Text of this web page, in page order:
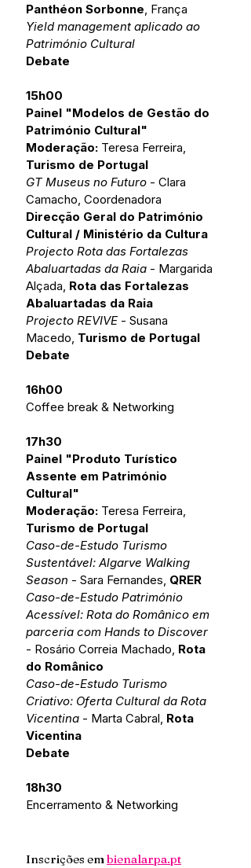
Panthéon Sorbonne , França
Yield management aplicado ao
Património Cultural
Debate
15h00
Painel "Modelos de Gestão do
Património Cultural"
Moderação: Teresa Ferreira,
Turismo de Portugal
GT Museus no Futuro - Clara
Camacho, Coordenadora
Direcção Geral do Património
Cultural / Ministério da Cultura
Projecto Rota das Fortalezas
Abaluartadas da Raia - Margarida
Alçada, Rota das Fortalezas
Abaluartadas da Raia
Projecto REVIVE - Susana
Macedo, Turismo de Portugal
Debate
16h00
Coffee break & Networking
17h30
Painel "Produto Turístico
Assente em Património
Cultural"
Moderação: Teresa Ferreira,
Turismo de Portugal
Caso-de-Estudo Turismo
Sustentável: Algarve Walking
Season - Sara Fernandes, QRER
Caso-de-Estudo Património
Acessível: Rota do Românico em
parceria com Hands to Discover
- Rosário Correia Machado, Rota
do Românico
Caso-de-Estudo Turismo
Criativo: Oferta Cultural da Rota
Vicentina - Marta Cabral, Rota
Vicentina
Debate
18h30
Encerramento & Networking
Inscrições em bienalarpa.pt